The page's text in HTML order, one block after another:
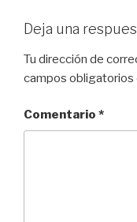
Deja una
Tu dirección de
campos obligatorios
Comentario *